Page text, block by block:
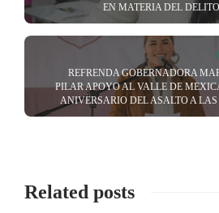
EN MATERIA DEL
REFRENDA GOBERNADORA
PILAR APOYO AL VALLE DE
ANIVERSARIO DEL ASALTO A LAS
Related posts